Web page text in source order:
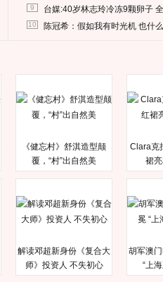
9 台媒:40岁林志玲冷冻9颗卵子
10 陈冠希：假如我有时光机 也什
《健忘村》舒淇造型颠
覆，“村”出自然美
Clara克
裙
解读邓超新身份《复合大
师》投资人 不失初心
胡军澳
“上